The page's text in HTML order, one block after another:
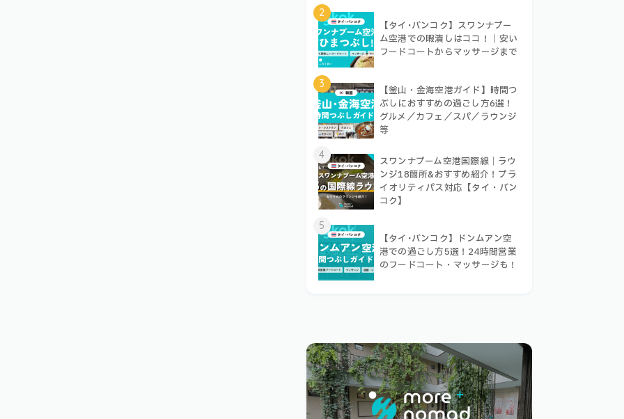
2
【タイ･バンコク】スワンナプー
ム空港での暇潰しはココ！｜安い
フードコートからマッサージまで
3
【釜山・金海空港ガイド】時間つ
ぶしにおすすめの過ごし方6選！
グルメ／カフェ／スパ／ラウンジ
等
4
スワンナプーム空港国際線｜ラウ
ンジ18箇所&おすすめ紹介！プラ
イオリティパス対応【タイ・バン
コク】
5
【タイ･バンコク】ドンムアン空
港での過ごし方5選！24時間営業
のフードコート・マッサージも！